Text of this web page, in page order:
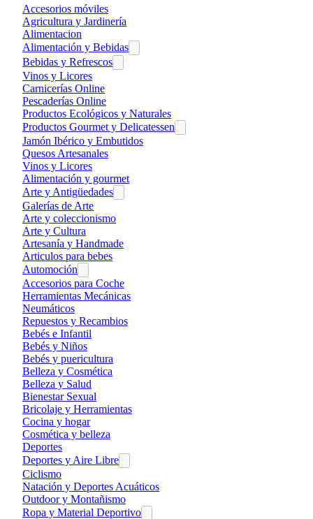
Accesorios móviles
Agricultura y Jardinería
Alimentacion
Alimentación y Bebidas
Bebidas y Refrescos
Vinos y Licores
Carnicerías Online
Pescaderías Online
Productos Ecológicos y Naturales
Productos Gourmet y Delicatessen
Jamón Ibérico y Embutidos
Quesos Artesanales
Vinos y Licores
Alimentación y gourmet
Arte y Antigüedades
Galerías de Arte
Arte y coleccionismo
Arte y Cultura
Artesanía y Handmade
Articulos para bebes
Automoción
Accesorios para Coche
Herramientas Mecánicas
Neumáticos
Repuestos y Recambios
Bebés e Infantil
Bebés y Niños
Bebés y puericultura
Belleza y Cosmética
Belleza y Salud
Bienestar Sexual
Bricolaje y Herramientas
Cocina y hogar
Cosmética y belleza
Deportes
Deportes y Aire Libre
Ciclismo
Natación y Deportes Acuáticos
Outdoor y Montañismo
Ropa y Material Deportivo